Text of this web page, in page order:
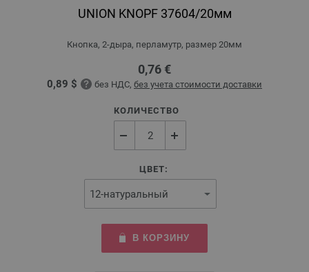
UNION KNOPF 37604/20мм
Кнопка, 2-дыра, перламутр, размер 20мм
0,76 €
0,89 $ без НДС, без учета стоимости доставки
КОЛИЧЕСТВО
ЦВЕТ:
В КОРЗИНУ